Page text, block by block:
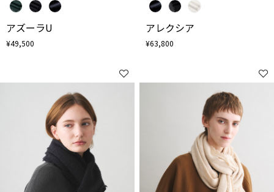
アズーラU
¥49,500
アレクシア
¥63,800